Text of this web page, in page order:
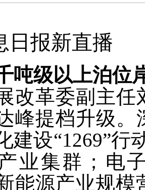
日报新直播
吨级以上泊位
改革委副主任
峰提档升级。
建设“1269”行
业集群；电
能源产业规模